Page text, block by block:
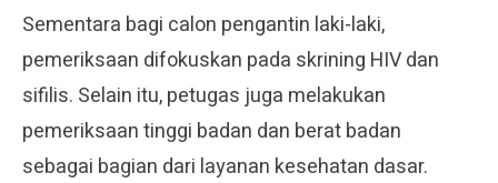
Sementara bagi calon pengantin laki-laki,
pemeriksaan difokuskan pada skrining HIV dan
sifilis. Selain itu, petugas juga melakukan
pemeriksaan tinggi badan dan berat badan
sebagai bagian dari layanan kesehatan dasar.